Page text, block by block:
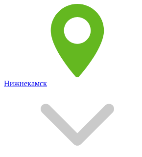
Нижнекамск